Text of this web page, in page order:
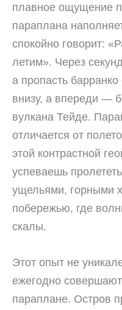
плавное ощущение
параплана
спокойно говорит:
летим». Через
а пропасть
внизу, а впереди —
вулкана Тейде.
отличается от
этой контрастной
успеваешь
ущельями, горными
побережью, где
скалы.
Этот опыт не
ежегодно
параплане. Остров